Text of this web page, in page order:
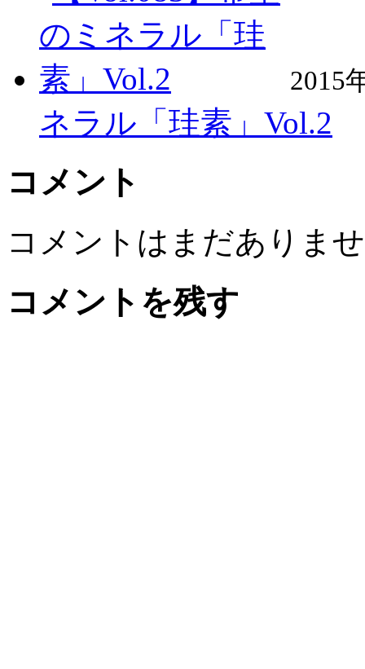
2015
ネラル「珪素」Vol.2
コメント
コメントはまだありま
コメントを残す